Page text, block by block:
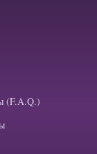
(F.A.Q.)